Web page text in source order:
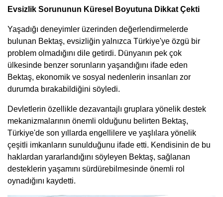
Evsizlik Sorununun Küresel Boyutuna Dikkat Çekti
Yaşadığı deneyimler üzerinden değerlendirmelerde
bulunan Bektaş, evsizliğin yalnızca Türkiye'ye özgü bir
problem olmadığını dile getirdi. Dünyanın pek çok
ülkesinde benzer sorunların yaşandığını ifade eden
Bektaş, ekonomik ve sosyal nedenlerin insanları zor
durumda bırakabildiğini söyledi.
Devletlerin özellikle dezavantajlı gruplara yönelik destek
mekanizmalarının önemli olduğunu belirten Bektaş,
Türkiye'de son yıllarda engellilere ve yaşlılara yönelik
çeşitli imkanların sunulduğunu ifade etti. Kendisinin de bu
haklardan yararlandığını söyleyen Bektaş, sağlanan
desteklerin yaşamını sürdürebilmesinde önemli rol
oynadığını kaydetti.